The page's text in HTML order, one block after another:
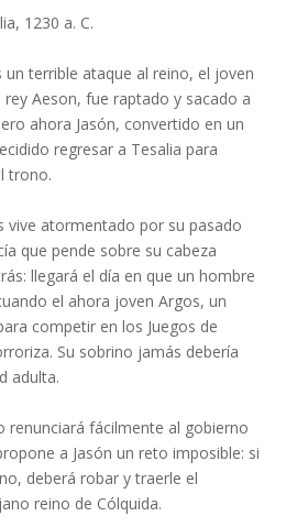
1230 a. C.
terrible ataque al reino, el joven
rey Aeson, fue raptado y sacado a
ahora Jasón, convertido en un
regresar a Tesalia para
trono.
vive atormentado por su pasado
que pende sobre su cabeza
llegará el día en que un hombre
el ahora joven Argos, un
competir en los Juegos de
Su sobrino jamás debería
adulta.
renunciará fácilmente al gobierno
a Jasón un reto imposible: si
deberá robar y traerle el
reino de Cólquida.